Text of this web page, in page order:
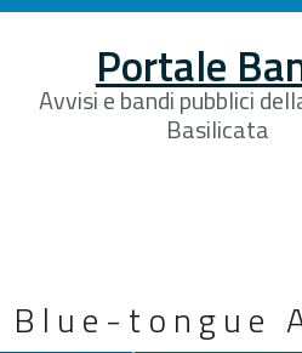
Portale
Avvisi e bandi pubblici
Basilicata
tongue